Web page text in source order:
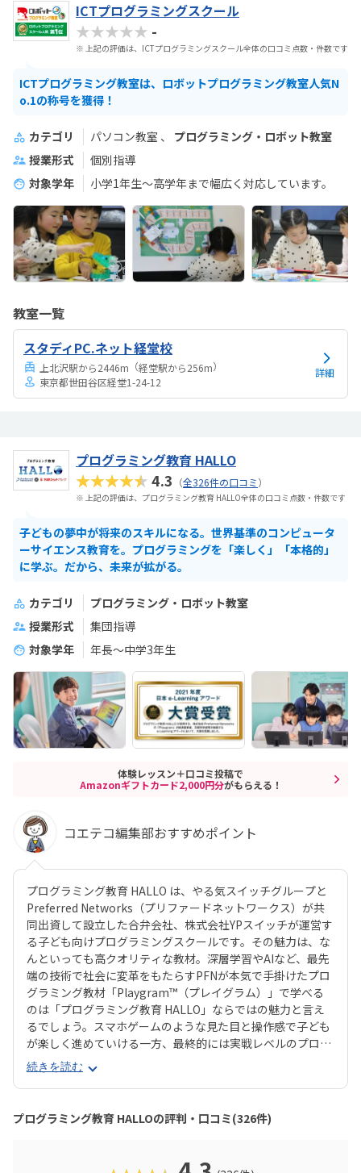
ICTプログラミングスクール
★★★★★ -
※ 上記の評価は、ICTプログラミングスクール全体の口コミ点数・件数です
ICTプログラミング教室は、ロボットプログラミング教室人気N
o.1の称号を獲得！
カテゴリ パソコン教室
プログラミング・ロボット教室
授業形式
個別指導
対象学年
小学1年生～高学年まで幅広く対応しています。
教室一覧
スタディPC.ネット経堂校
上北沢駅から2446m （経堂駅から256m）
東京都世田谷区経堂1-24-12
詳細
プログラミング教育 HALLO
★★★★★4.3 （全326件の口コミ）
※ 上記の評価は、プログラミング教育 HALLO全体の口コミ点数・件数です
子どもの夢中が将来のスキルになる。世界基準のコンピュータ
ーサイエンス教育を。プログラミングを「楽しく」「本格的」
に学ぶ。だから、未来が拡がる。
カテゴリ
プログラミング・ロボット教室
授業形式
集団指導
対象学年
年長～中学3年生
体験レッスン＋口コミ投稿で
Amazonギフトカード2,000円分がもらえる！
コエテコ編集部おすすめポイント
プログラミング教育 HALLO は、やる気スイッチグループと
Preferred Networks（プリファードネットワークス）が共
同出資して設立した合弁会社、株式会社YPスイッチが運営す
る子ども向けプログラミングスクールです。その魅力は、な
んといっても高クオリティな教材。深層学習やAIなど、最先
端の技術で社会に変革をもたらすPFNが本気で手掛けたプロ
グラミング教材「Playgram™（プレイグラム）」で学べる
のは「プログラミング教育 HALLO」ならではの魅力と言え
るでしょう。スマホゲームのような見た目と操作感で子ども
が楽しく進めていける一方、最終的には実戦レベルのプログ
ラミングスキルが身につく「Playgram」には、まるでマイ
ンクラフト（マイクラ）のように3D空間をデザインできるモ
ードも。子どもの創造性と技術力、そのどちらも高めていけ
るスクールをお探しのご家庭にぴったりのスクールです。ま
た、運営元のやる気スイッチグループといえば、子どもの性
名。学習計画や講師とのマッチングに使われるそうで、「教
続きを読む
プログラミング教育 HALLOの評判・口コミ(326件)